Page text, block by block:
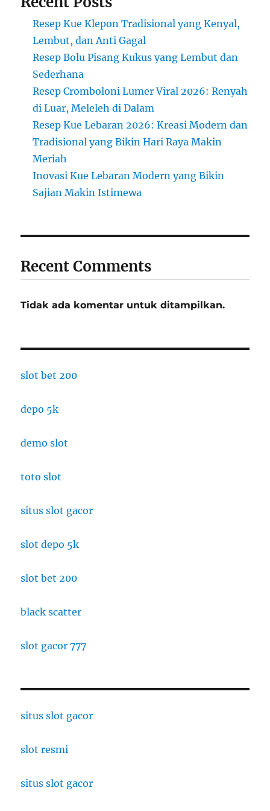
Resep Kue Klepon Tradisional yang Kenyal,
Lembut, dan Anti Gagal
Resep Bolu Pisang Kukus yang Lembut dan
Sederhana
Resep Cromboloni Lumer Viral 2026: Renyah
di Luar, Meleleh di Dalam
Resep Kue Lebaran 2026: Kreasi Modern dan
Tradisional yang Bikin Hari Raya Makin
Meriah
Inovasi Kue Lebaran Modern yang Bikin
Sajian Makin Istimewa
Recent Comments
Tidak ada komentar untuk ditampilkan.
slot bet 200
depo 5k
demo slot
toto slot
situs slot gacor
slot depo 5k
slot bet 200
black scatter
slot gacor 777
situs slot gacor
slot resmi
situs slot gacor